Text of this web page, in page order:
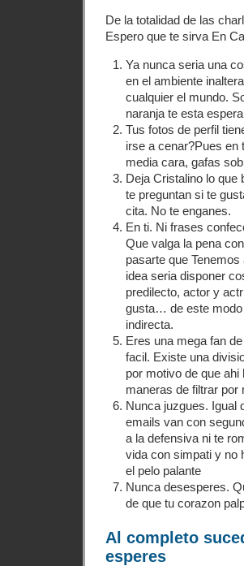
De la totalidad de las
Espero que te sirva En
Ya nunca seri­a una
en el ambiente
cualquier el mundo.
naranja te esta
Tus fotos de perfil
irse a cenar?Pues en
media cara, gafas
Deja Cristalino lo que
te preguntan si te
cita. No te enganes.
En ti. Ni frases
Que valga la pena
pasarte que
idea seri­a disponer
predilecto, actor y
gusta… de este modo
indirecta.
Eres una mega fan
facil. Existe una
por motivo de que
maneras de filtrar
Nunca juzgues. Igual
emails van con
a la defensiva ni te
vida con simpati y no
el pelo palante
Nunca desesperes.
de que tu corazon
Al completo
esperes